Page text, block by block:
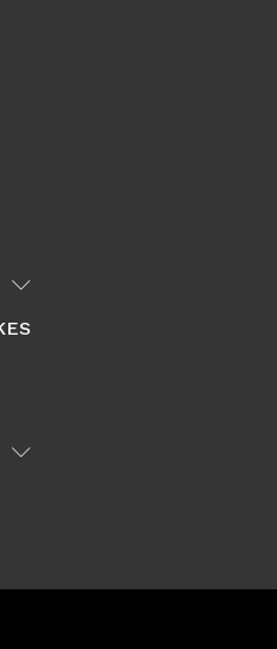
Submenu
Submenu